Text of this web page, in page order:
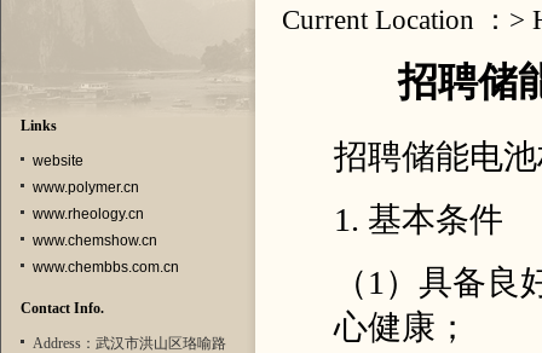
Links
website
www.polymer.cn
www.rheology.cn
www.chemshow.cn
www.chembbs.com.cn
Contact Info.
Address：武汉市洪山区珞喻路
Current Location ：>
招聘储
招聘储能电
1. 基本条件
（1）具备
心健康；